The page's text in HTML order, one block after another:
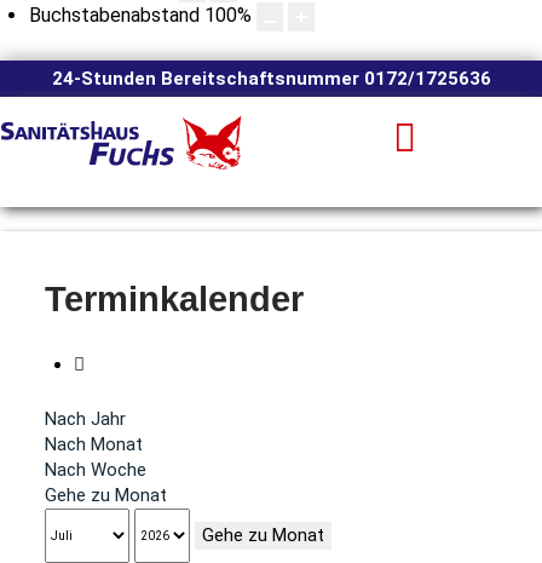
Buchstabenabstand 100%
24-Stunden Bereitschaftsnummer 0172/1725636
Terminkalender
Nach Jahr
Nach Monat
Nach Woche
Gehe zu Monat
Gehe zu Monat